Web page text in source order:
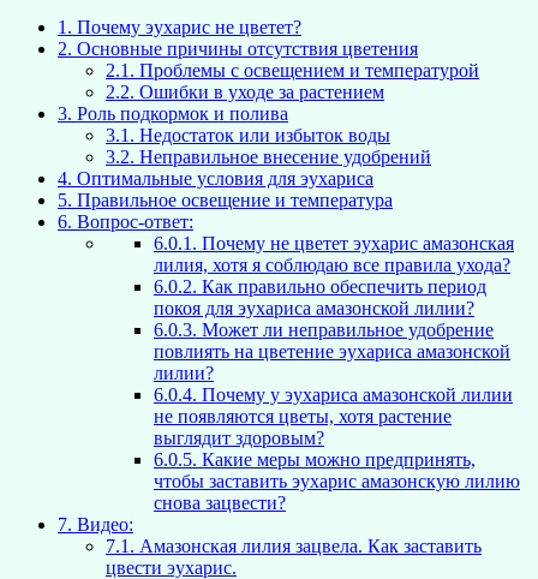
1. Почему эухарис не цветет?
2. Основные причины отсутствия цветения
2.1. Проблемы с освещением и температурой
2.2. Ошибки в уходе за растением
3. Роль подкормок и полива
3.1. Недостаток или избыток воды
3.2. Неправильное внесение удобрений
4. Оптимальные условия для эухариса
5. Правильное освещение и температура
6. Вопрос-ответ:
6.0.1. Почему не цветет эухарис амазонская
лилия, хотя я соблюдаю все правила ухода?
6.0.2. Как правильно обеспечить период
покоя для эухариса амазонской лилии?
6.0.3. Может ли неправильное удобрение
повлиять на цветение эухариса амазонской
лилии?
6.0.4. Почему у эухариса амазонской лилии
не появляются цветы, хотя растение
выглядит здоровым?
6.0.5. Какие меры можно предпринять,
чтобы заставить эухарис амазонскую лилию
снова зацвести?
7. Видео:
7.1. Амазонская лилия зацвела. Как заставить
цвести эухарис.